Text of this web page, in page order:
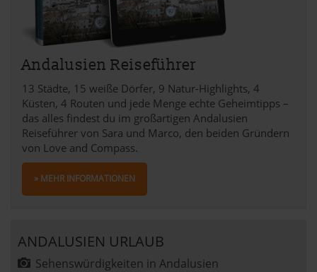
Andalusien Reiseführer
13 Städte, 15 weiße Dörfer, 9 Natur-Highlights, 4
Küsten, 4 Routen und jede Menge echte Geheimtipps –
das alles findest du im großartigen Andalusien
Reiseführer von Sara und Marco, den beiden Gründern
von Love and Compass.
» MEHR INFORMATIONEN
ANDALUSIEN URLAUB
Sehenswürdigkeiten in Andalusien